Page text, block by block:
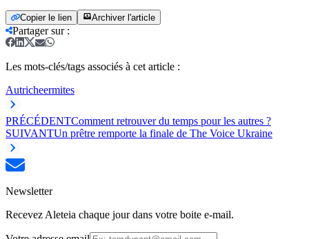
Copier le lien Archiver l'article
Partager sur:
Les mots-clés/tags associés à cet article :
Autricheermites
PRÉCÉDENTComment retrouver du temps pour les autres ?
SUIVANTUn prêtre remporte la finale de The Voice Ukraine
Newsletter
Recevez Aleteia chaque jour dans votre boite e-mail.